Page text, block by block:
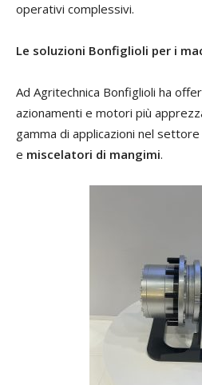
operativi complessivi.
Le soluzioni Bonfiglioli per i
Ad Agritechnica Bonfiglioli ha
azionamenti e motori più
gamma di applicazioni nel
e miscelatori di mangimi.